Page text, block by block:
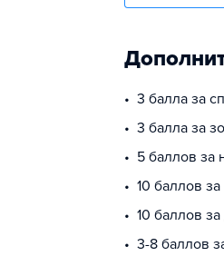
3 балла за
3 балла за
5 баллов за
10 баллов за
10 баллов
3-8 баллов